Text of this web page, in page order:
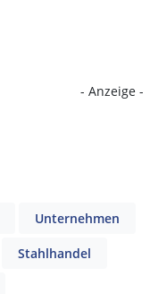
- Anzeige -
Unternehmen
Stahlhandel